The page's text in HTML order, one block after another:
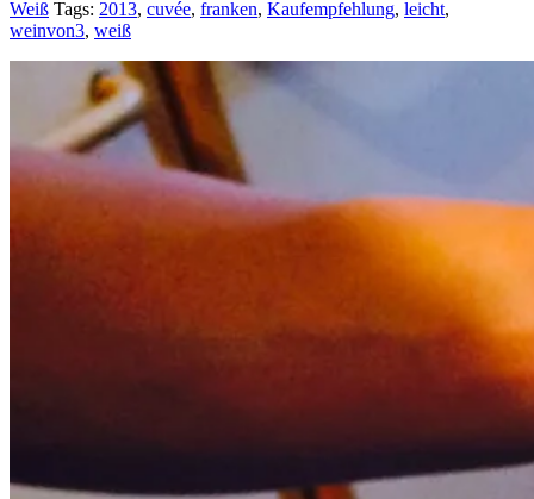
Weiß Tags: 2013, cuvée, franken, Kaufempfehlung, leicht,
weinvon3, weiß